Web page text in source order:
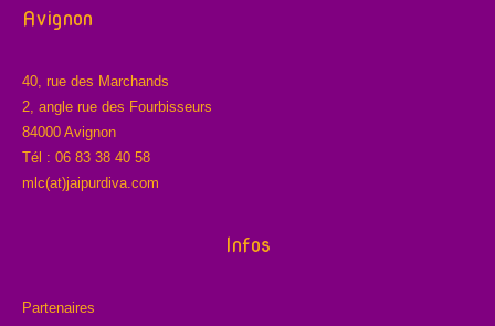
Avignon
40, rue des Marchands
2, angle rue des Fourbisseurs
84000 Avignon
Tél : 06 83 38 40 58
mlc(at)jaipurdiva.com
Infos
Partenaires